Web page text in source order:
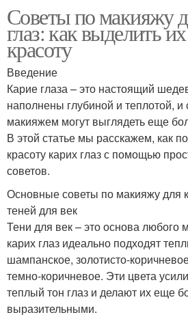
Советы по макияжу
глаз: как выделить
красоту
Введение
Карие глаза – это настоящий
наполнены глубиной и теплотой,
макияжем могут выглядеть еще
В этой статье мы расскажем, как
красоту карих глаз с помощью
советов.
Основные советы по макияжу для
теней для век
Тени для век – это основа любого
карих глаз идеально подходят
шампанское, золотисто-
темно-коричневое. Эти цвета
теплый тон глаз и делают их еще
выразительными.